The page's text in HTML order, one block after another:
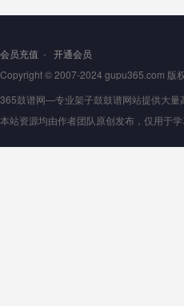
会员充值 - 开通会员
Copyright © 2007-2024 gupu365.com 版
365鼓谱网—专业架子鼓鼓谱网站提供大量
本站资源均由作者团队原创发布，仅用于